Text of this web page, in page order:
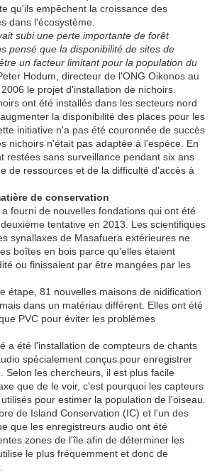
qu'ils empêchent la croissance des
dans l'écosystème.
subi une perte importante de forêt
pensé que la disponibilité de sites de
un facteur limitant pour la population du
Hodum, directeur de l'ONG Oikonos au
le projet d'installation de nichoirs.
ont été installés dans les secteurs nord
la disponibilité des places pour les
initiative n'a pas été couronnée de succès
nichoirs n'était pas adaptée à l'espèce. En
restées sans surveillance pendant six ans
de ressources et de la difficulté d'accès à
de conservation
fourni de nouvelles fondations qui ont été
tentative en 2013. Les scientifiques
synallaxes de Masafuera extérieures ne
boîtes en bois parce qu'elles étaient
ou finissaient par être mangées par les
étape, 81 nouvelles maisons de nidification
dans un matériau différent. Elles ont été
PVC pour éviter les problèmes
a été l'installation de compteurs de chants
spécialement conçus pour enregistrer
Selon les chercheurs, il est plus facile
que de le voir, c'est pourquoi les capteurs
pour estimer la population de l'oiseau.
de Island Conservation (IC) et l'un des
que les enregistreurs audio ont été
zones de l'île afin de déterminer les
le plus fréquemment et donc de